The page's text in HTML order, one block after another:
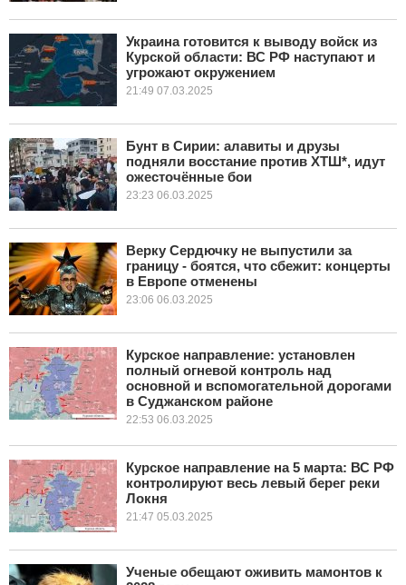
Украина готовится к выводу войск из
Курской области: ВС РФ наступают и
угрожают окружением
21:49 07.03.2025
Бунт в Сирии: алавиты и друзы
подняли восстание против ХТШ*, идут
ожесточённые бои
23:23 06.03.2025
Верку Сердючку не выпустили за
границу - боятся, что сбежит: концерты
в Европе отменены
23:06 06.03.2025
Курское направление: установлен
полный огневой контроль над
основной и вспомогательной дорогами
в Суджанском районе
22:53 06.03.2025
Курское направление на 5 марта: ВС РФ
контролируют весь левый берег реки
Локня
21:47 05.03.2025
Ученые обещают оживить мамонтов к